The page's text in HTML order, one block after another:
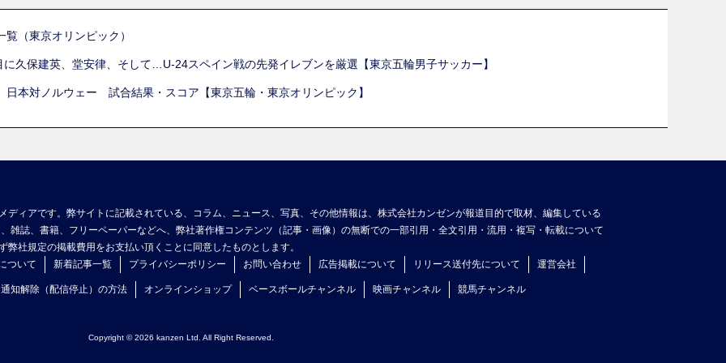
（東京オリンピック）
に久保建英、堂安律、そして…U-24スペイン戦の先発イレブンを厳選【東京五輪男子サッカー】
本対ノルウェー 試合結果・スコア【東京五輪・東京オリンピック】
ディアです。弊サイトに記載されている、コラム、ニュース、写真、その他情報は、株式会社カンゼンが報道目的で取材、編集している
雑誌、書籍、フリーペーパーなどへ、弊社著作権コンテンツ（記事・画像）の無断での一部引用・全文引用・流用・複写・転載について
社規定の掲載費用をお支払い頂くことに同意したものとします。
ついて 新着記事一覧 プライバシーポリシー お問い合わせ 広告掲載について リリース送付先について 運営会社
知解除（配信停止）の方法 オンラインショップ ベースボールチャンネル 映画チャンネル 競馬チャンネル
Copyright © 2026 kanzen Ltd. All Right Reserved.